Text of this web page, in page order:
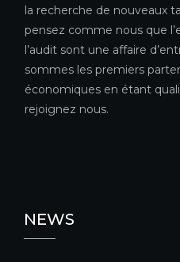
la recherche de nouveaux
pensez comme nous que
l’audit sont une affaire
sommes les premiers
économiques en étant
rejoignez nous.
NEWS